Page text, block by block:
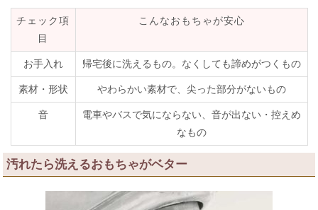
チェック項
目
こんなおもちゃが安心
お手入れ 帰宅後に洗えるもの。なくしても諦めがつくもの
素材・形状 やわらかい素材で、尖った部分がないもの
音
電車やバスで気にならない、音が出ない・控えめ
なもの
汚れたら洗えるおもちゃがベター